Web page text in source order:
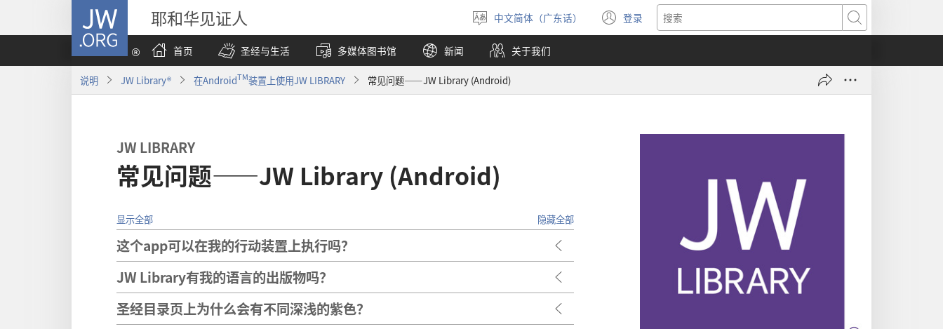
JW.ORG 耶和华见证人
选
择
语
言
中文简体（广东话） 登录
（打
开
窗
搜
索
首页
圣经与生活 多媒体图书馆 新闻 关于我们
说明 JW Library® 在AndroidTM装置上使用JW LIBRARY 常见问题——JW Library (Android)
JW LIBRARY
常见问题——JW Library (Android)
显示全部 隐藏全部
这个app可以在我的行动装置上执行吗？
JW Library有我的语言的出版物吗？
圣经目录页上为什么会有不同深浅的紫色？